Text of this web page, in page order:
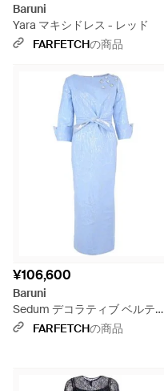
Baruni
Yara マキシドレス - レッド
FARFETCHの商品
¥106,600
Baruni
Sedum デコラティブ ベルテッ
ド ドレス - ブルー
FARFETCHの商品